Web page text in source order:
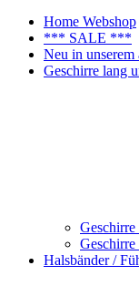
Home Webshop
*** SALE ***
Neu in unserem
Geschirre lang
Geschirre
Halsbänder /